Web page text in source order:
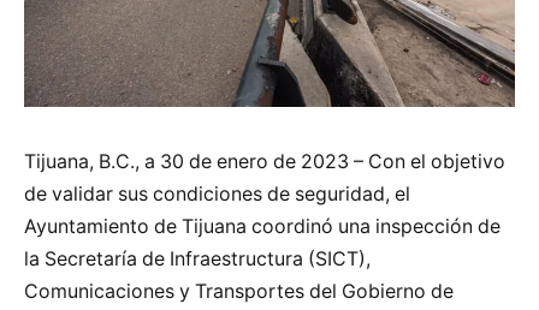
Tijuana, B.C., a 30 de enero de 2023 – Con el objetivo
de validar sus condiciones de seguridad, el
Ayuntamiento de Tijuana coordinó una inspección de
la Secretaría de Infraestructura (SICT),
Comunicaciones y Transportes del Gobierno de